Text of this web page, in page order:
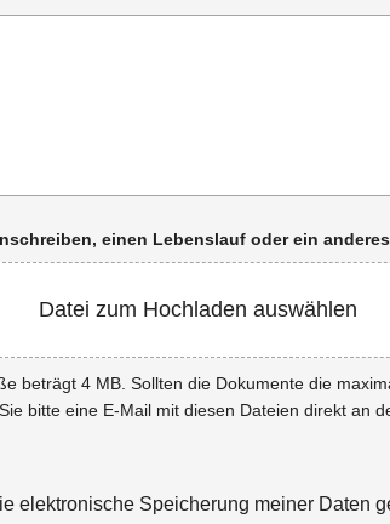
einen Lebenslauf oder ein
Datei zum Hochladen auswählen
beträgt 4 MB. Sollten die Dokumente die
bitte eine E-Mail mit diesen Dateien direkt an
elektronische Speicherung meiner Daten